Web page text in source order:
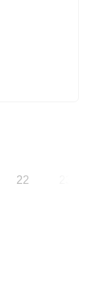
22